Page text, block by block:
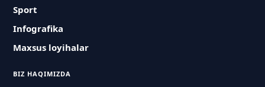
Sport
Infografika
Maxsus loyihalar
BIZ HAQIMIZDA